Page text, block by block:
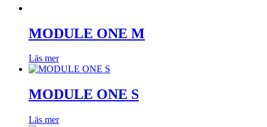
MODULE ONE M
Läs mer
MODULE ONE S
Läs mer